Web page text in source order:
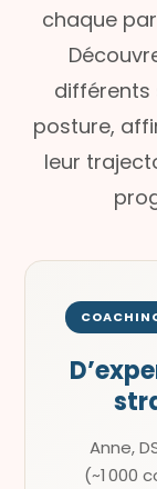
chaque
différents
posture,
leur
Anne,
(~1 000